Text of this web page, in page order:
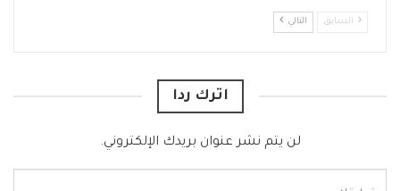
السابق التالي
اترك ردا
لن يتم نشر عنوان بريدك الإلكتروني.